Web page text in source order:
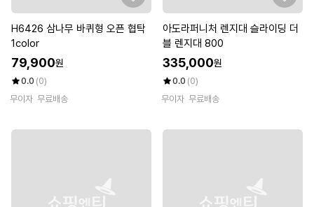
H6426 삼나무 바퀴형 오픈 협탁
1color
79,900원
0.0 (0)
무이자 무료배송
아도라퍼니처 렌지대 슬라이딩 더
블 렌지대 800
335,000원
0.0 (0)
무이자 무료배송